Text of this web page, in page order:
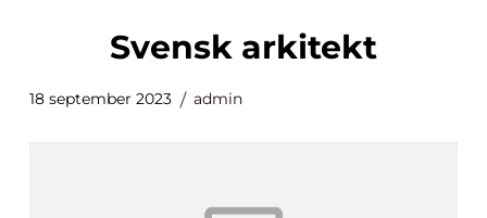
svensk arkitekt
18 september 2023 admin